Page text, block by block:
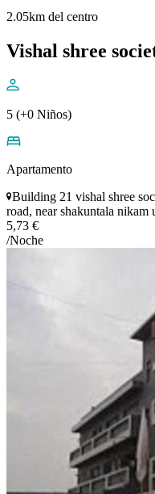
2.05km del centro
Vishal shree
5 (+0 Niños)
Apartamento
Building 21 vishal shree
road, near shakuntala nikam
5,73 €
/Noche